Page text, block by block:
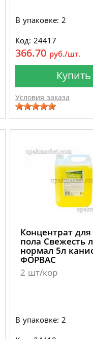
В упаковке: 2
Код: 24417
366.70 руб./шт.
Купить
Условия заказа
Концентрат
пола Свежесть
нормал 5л
ФОРВАС
2 шт/кор
В упаковке: 2